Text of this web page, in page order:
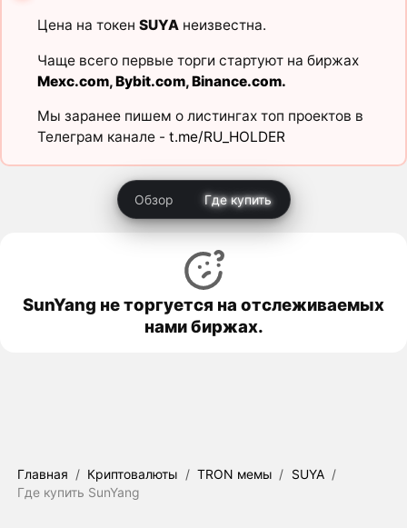
Цена на токен SUYAнеизвестна.
Чаще всего первые торги стартуют на биржах
Mexc.com,Bybit.com,Binance.com.
Мы заранее пишем о листингах топ проектов в
Телеграм канале - t.me/RU_HOLDER
Обзор Где купить
SunYang не торгуется на отслеживаемых
нами биржах.
Главная / Криптовалюты / TRON мемы / SUYA /
Где купить SunYang